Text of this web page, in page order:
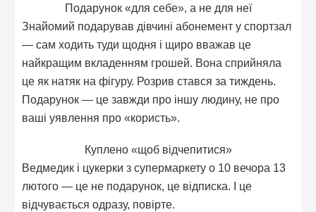
Подарунок «для себе», а не для неї
Знайомий подарував дівчині абонемент у спортзал
— сам ходить туди щодня і щиро вважав це
найкращим вкладенням грошей. Вона сприйняла
це як натяк на фігуру. Розрив стався за тиждень.
Подарунок — це завжди про іншу людину, не про
ваші уявлення про «користь».
Куплено «щоб відчепитися»
Ведмедик і цукерки з супермаркету о 10 вечора 13
лютого — це не подарунок, це відписка. І це
відчувається одразу, повірте.